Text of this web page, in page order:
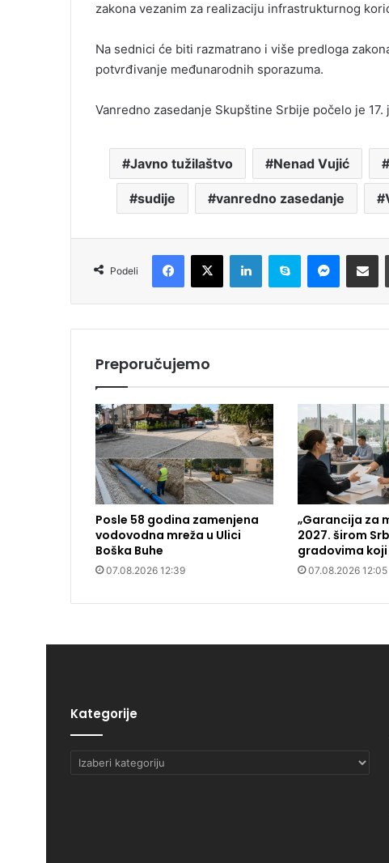
zakona vezanim za realizaciju infrastrukturnog
Na sednici će biti razmatrano i više predloga
potvrđivanje međunarodnih sporazuma.
Vanredno zasedanje Skupštine Srbije počelo je 17.
Javno tužilaštvo Nenad Vujić
sudije vanredno zasedanje
Podeli
Preporučujemo
Posle 58 godina zamenjena
vodovodna mreža u Ulici
Boška Buhe
07.08.2026 12:39
„Garancija za
2027. širom
gradovima
07.08.2026 12:05
Kategorije
Kategorije